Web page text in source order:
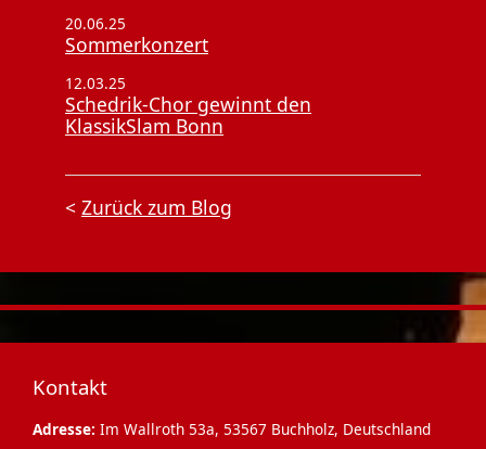
20.06.25
Sommerkonzert
12.03.25
Schedrik-Chor gewinnt den
KlassikSlam Bonn
< Zurück zum Blog
Kontakt
Adresse: Im Wallroth 53a, 53567 Buchholz, Deutschland